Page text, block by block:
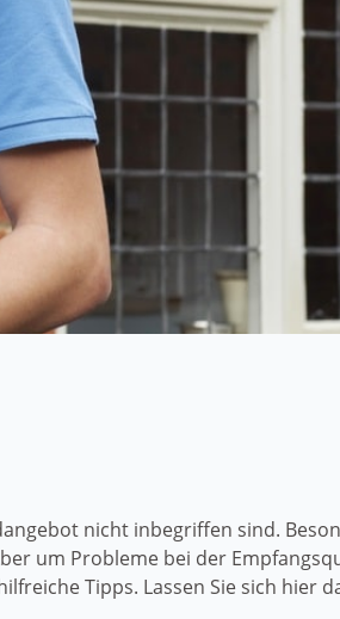
nicht inbegriffen sind.
um Probleme bei der
Tipps. Lassen Sie sich hier